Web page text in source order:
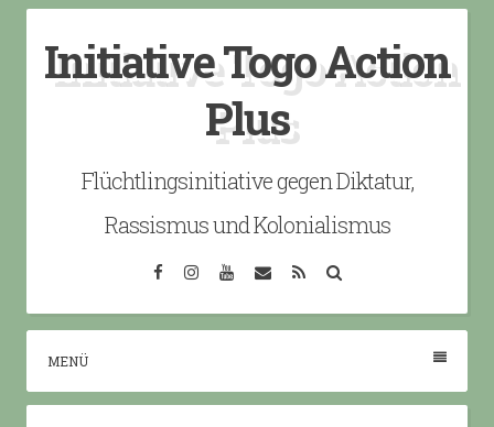
content
Initiative Togo Action
Plus
Flüchtlingsinitiative gegen Diktatur,
Rassismus und Kolonialismus
FacebookInstagramYouTube
EmailRSS
MENÜ